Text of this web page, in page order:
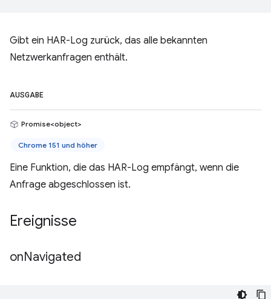
Gibt ein HAR-Log zurück, das alle bekannten
Netzwerkanfragen enthält.
AUSGABE
Promise<object>
Chrome 151 und höher
Eine Funktion, die das HAR-Log empfängt, wenn die
Anfrage abgeschlossen ist.
Ereignisse
onNavigated